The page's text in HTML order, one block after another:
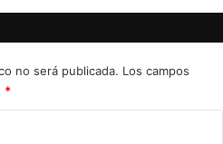
no será publicada. Los campos
*